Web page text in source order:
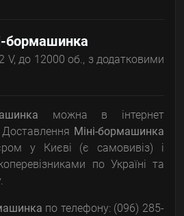
бормашинка
V, до 12000 об., з додатковими
можна в інтернет
Доставлення Міні-бормашинка
у Києві (є самовивіз) і
по Україні та
по телефону: (096) 285-